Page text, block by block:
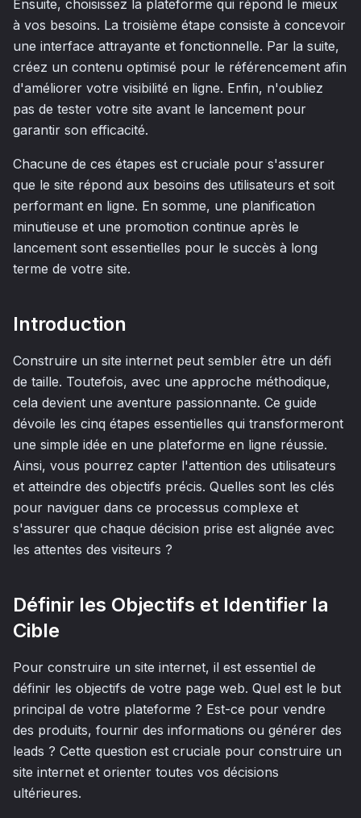
Ensuite, choisissez la plateforme qui répond le mieux
à vos besoins. La troisième étape consiste à concevoir
une interface attrayante et fonctionnelle. Par la suite,
créez un contenu optimisé pour le référencement afin
d'améliorer votre visibilité en ligne. Enfin, n'oubliez
pas de tester votre site avant le lancement pour
garantir son efficacité.
Chacune de ces étapes est cruciale pour s'assurer
que le site répond aux besoins des utilisateurs et soit
performant en ligne. En somme, une planification
minutieuse et une promotion continue après le
lancement sont essentielles pour le succès à long
terme de votre site.
Introduction
Construire un site internet peut sembler être un défi
de taille. Toutefois, avec une approche méthodique,
cela devient une aventure passionnante. Ce guide
dévoile les cinq étapes essentielles qui transformeront
une simple idée en une plateforme en ligne réussie.
Ainsi, vous pourrez capter l'attention des utilisateurs
et atteindre des objectifs précis. Quelles sont les clés
pour naviguer dans ce processus complexe et
s'assurer que chaque décision prise est alignée avec
les attentes des visiteurs ?
Définir les Objectifs et Identifier la
Cible
Pour construire un site internet, il est essentiel de
définir les objectifs de votre page web. Quel est le but
principal de votre plateforme ? Est-ce pour vendre
des produits, fournir des informations ou générer des
leads ? Cette question est cruciale pour construire un
site internet et orienter toutes vos décisions
ultérieures.